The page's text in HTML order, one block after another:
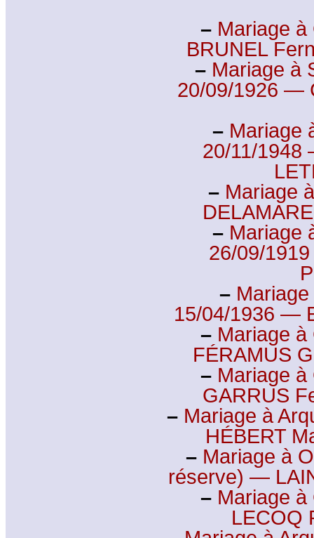
– Mariage
BRUNEL
– Mariage à
20/09/1926 —
– Mariage
20/11/1948
– Mariage
– Mariage
26/09/
–
15/04/1936 —
– Mariage
FÉRAMUS
– Mariage
GARRUS
– Mariage à
HÉBERT
– Mariage à
réserve) —
– Mariage
LECOQ